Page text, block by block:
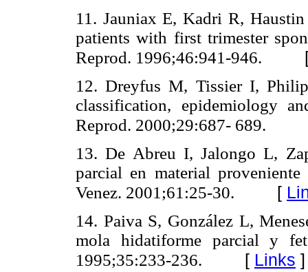
11. Jauniax E, Kadri R,
patients with first trimester
Reprod. 1996;46:941-946.
12. Dreyfus M, Tissier I,
classification, epidemiology
Reprod. 2000;29:687- 689.
13. De Abreu I, Jalongo L,
parcial en material
Venez. 2001;61:25-30.
[
14. Paiva S, González L,
mola hidatiforme parcial y
1995;35:233-236.
[ Links ]